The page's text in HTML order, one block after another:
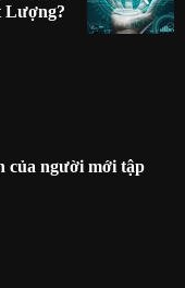
Lượng?
của người mới tập